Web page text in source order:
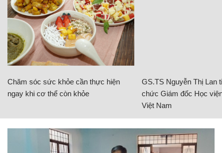
Chăm sóc sức khỏe cần thực hiện
ngay khi cơ thể còn khỏe
GS.TS Nguyễn Thị Lan
chức Giám đốc Học
Việt Nam